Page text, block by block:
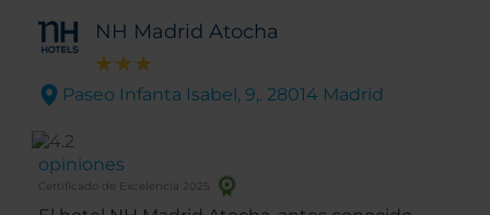
NH Madrid Atocha
Paseo Infanta Isabel, 9,. 28014 Madrid
opiniones
Certificado de Excelencia 2025